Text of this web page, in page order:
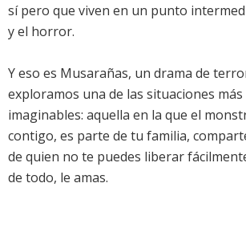
sí pero que viven en un punto
y el horror.
Y eso es Musarañas, un drama de
exploramos una de las situaciones
imaginables: aquella en la que el
contigo, es parte de tu familia,
de quien no te puedes liberar
de todo, le amas.